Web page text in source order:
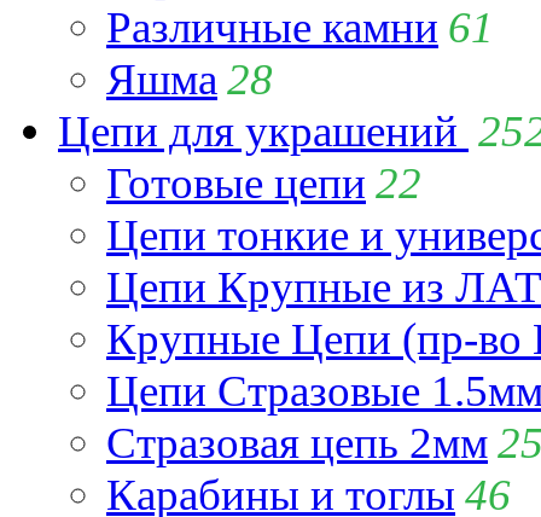
Различные камни 61
Яшма 28
Цепи для украшений
Готовые цепи 22
Цепи тонкие и
Цепи Крупные из
Крупные Цепи (пр-во
Цепи Стразовые
Стразовая цепь 2мм
Карабины и тоглы 46